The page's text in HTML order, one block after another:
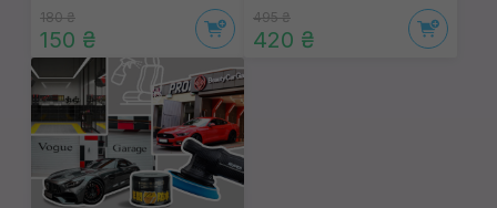
180 ₴
150 ₴
495 ₴
420 ₴